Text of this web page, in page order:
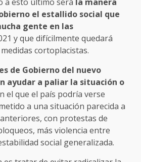
el estallido social que
gente en las
y que difícilmente quedará
cortoplacistas.
de Gobierno del nuevo
ayudar a paliar la situación o
el que el país podría verse
a una situación parecida a
con protestas de
más violencia entre
social generalizada.